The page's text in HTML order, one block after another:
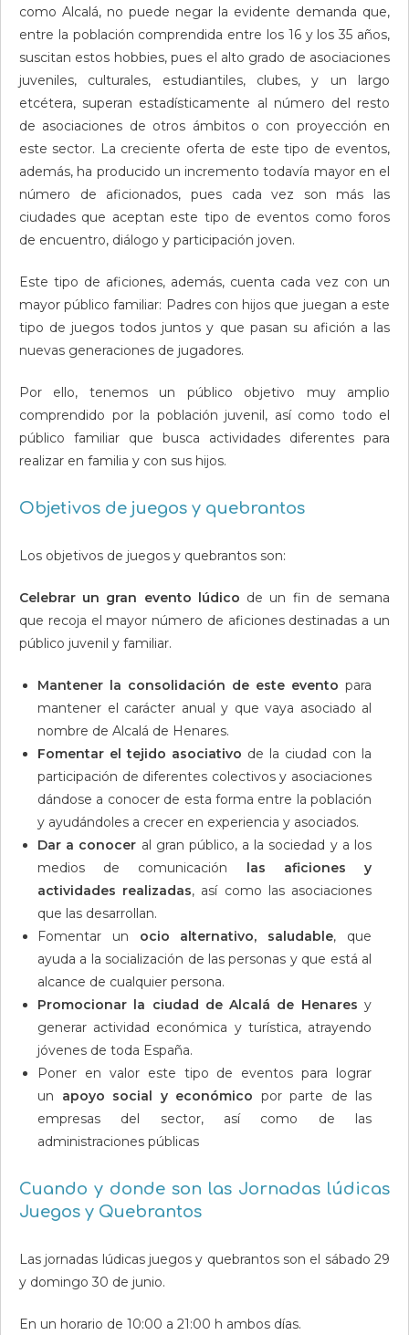
como Alcalá, no puede negar la evidente demanda que,
entre la población comprendida entre los 16 y los 35 años,
suscitan estos hobbies, pues el alto grado de asociaciones
juveni­les, culturales, estudiantiles, clubes, y un largo
etcétera, superan estadísticamente al número del resto
de asociaciones de otros ámbitos o con proyección en
este sector. La creciente oferta de este tipo de eventos,
ade­más, ha producido un incremento todavía mayor en el
número de aficionados, pues cada vez son más las
ciudades que aceptan este tipo de eventos como foros
de encuentro, diálogo y participación joven.
Este tipo de aficiones, además, cuenta cada vez con un
mayor público familiar: Padres con hijos que juegan a este
tipo de juegos todos juntos y que pasan su afición a las
nuevas generaciones de jugadores.
Por ello, tenemos un público objetivo muy amplio
comprendido por la población juvenil, así como todo el
público familiar que busca actividades diferentes para
realizar en familia y con sus hijos.
Objetivos de juegos y quebrantos
Los objetivos de juegos y quebrantos son:
Celebrar un gran evento lúdico de un fin de semana
que recoja el mayor número de aficiones destinadas a un
público juvenil y familiar.
Mantener la consolidación de este evento para
mantener el carácter anual y que vaya asociado al
nombre de Alcalá de Henares.
Fomentar el tejido asociativo de la ciudad con la
participación de diferentes colectivos y asociaciones
dándose a conocer de esta forma entre la población
y ayudándoles a crecer en experiencia y asociados.
Dar a conocer al gran público, a la sociedad y a los
medios de comunicación las aficiones y
actividades realizadas, así como las asociaciones
que las desarrollan.
Fomentar un ocio alternativo, saludable, que
ayuda a la socialización de las personas y que está al
alcance de cualquier persona.
Promocionar la ciudad de Alcalá de Henares y
generar actividad económica y turística, atrayendo
jóvenes de toda España.
Poner en valor este tipo de eventos para lograr
un apoyo social y económico por parte de las
empresas del sector, así como de las
administraciones públicas
Cuando y donde son las Jornadas lúdicas
Juegos y Quebrantos
Las jornadas lúdicas juegos y quebrantos son el sábado 29
y domingo 30 de junio.
En un horario de 10:00 a 21:00 h ambos días.